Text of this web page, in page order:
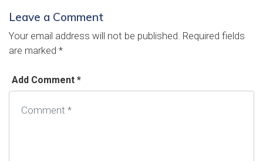
Leave a Comment
Your email address will not be published. Required fields
are marked *
Add Comment *